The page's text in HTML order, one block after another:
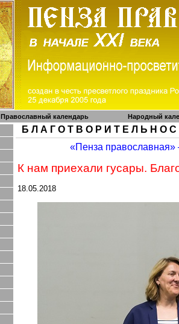
Православный календарь Народный
Б Л А Г О Т В О Р И Т Е Л Ь Н О С
«Пенза православная»
К нам приехали гусары.
18.05.2018